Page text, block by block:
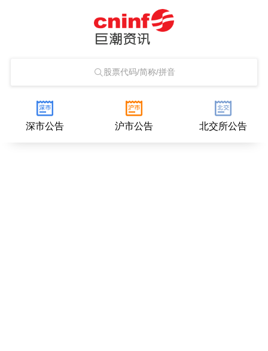
股票代码/简称/拼音
深市公告 沪市公告 北交所公告